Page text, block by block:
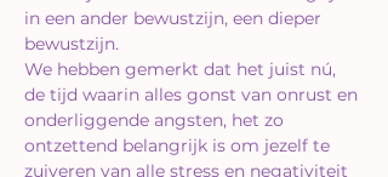
in een ander bewustzijn, een dieper
bewustzijn.
We hebben gemerkt dat het juist nú,
de tijd waarin alles gonst van onrust en
onderliggende angsten, het zo
ontzettend belangrijk is om jezelf te
zuiveren van alle stress en negativiteit